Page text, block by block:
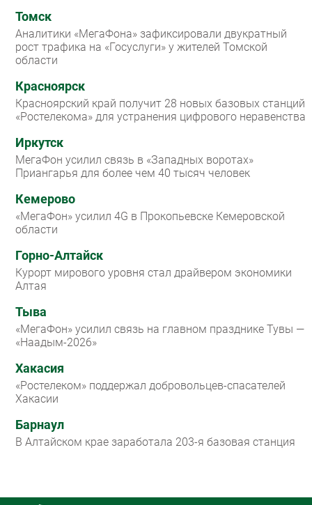
Томск
Аналитики «МегаФона» зафиксировали двукратный
рост трафика на «Госуслуги» у жителей Томской
области
Красноярск
Красноярский край получит 28 новых базовых станций
«Ростелекома» для устранения цифрового неравенства
Иркутск
МегаФон усилил связь в «Западных воротах»
Приангарья для более чем 40 тысяч человек
Кемерово
«МегаФон» усилил 4G в Прокопьевске Кемеровской
области
Горно-Алтайск
Курорт мирового уровня стал драйвером экономики
Алтая
Тыва
«МегаФон» усилил связь на главном празднике Тувы —
«Наадым-2026»
Хакасия
«Ростелеком» поддержал добровольцев-спасателей
Хакасии
Барнаул
В Алтайском крае заработала 203-я базовая станция